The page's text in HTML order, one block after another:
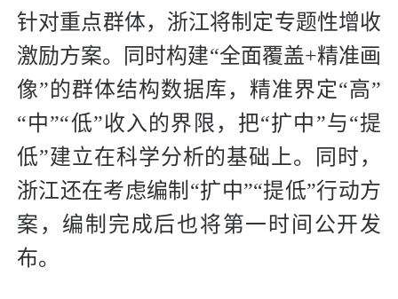
针对重点群体，浙江将制定专题性增收
激励方案。同时构建“全面覆盖+精准画
像”的群体结构数据库，精准界定“高”
“中”“低”收入的界限，把“扩中”与“提
低”建立在科学分析的基础上。同时，
浙江还在考虑编制“扩中”“提低”行动方
案，编制完成后也将第一时间公开发
布。